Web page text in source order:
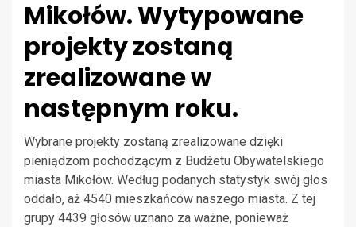
Mikołów. Wytypowane
projekty zostaną
zrealizowane w
następnym roku.
Wybrane projekty zostaną zrealizowane dzięki
pieniądzom pochodzącym z Budżetu Obywatelskiego
miasta Mikołów. Według podanych statystyk swój głos
oddało, aż 4540 mieszkańców naszego miasta. Z tej
grupy 4439 głosów uznano za ważne, ponieważ